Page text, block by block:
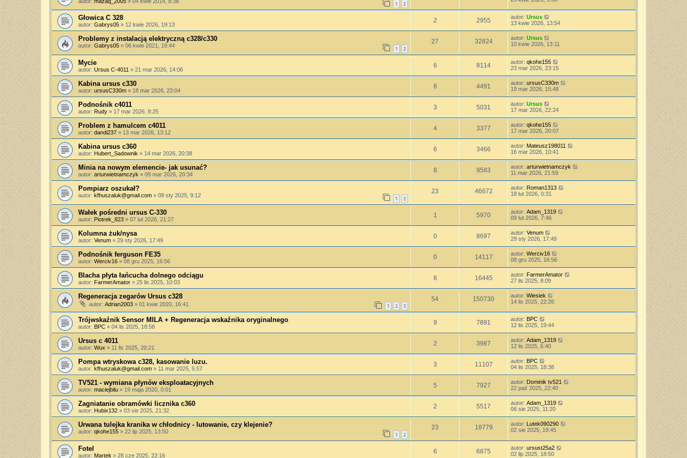
1 2
Głowica C 328
autor: Gabrys05 » 12 kwie 2026, 19:13
2 2955 autor: Ursus
13 kwie 2026, 13:54
Problemy z instalacją elektryczną c328/c330
autor: Gabrys05 » 06 kwie 2021, 19:44 1 2
27 32824 autor: Ursus
10 kwie 2026, 13:11
Mycie
autor: Ursus C-4011 » 21 mar 2026, 14:06
6 8114 autor: qkohe155
23 mar 2026, 23:15
Kabina ursus c330
autor: ursusC330m » 18 mar 2026, 23:04
6 4491 autor: ursusC330m
19 mar 2026, 15:48
Podnośnik c4011
autor: Rudy » 17 mar 2026, 8:25
3 5031 autor: Ursus
17 mar 2026, 22:24
Problem z hamulcem c4011
autor: dandi237 » 13 mar 2026, 13:12
4 3377 autor: qkohe155
17 mar 2026, 20:07
Kabina ursus c360
autor: Hubert_Sadownik » 14 mar 2026, 20:38
6 3466 autor: Mateusz198011
16 mar 2026, 10:41
Minia na nowym elemencie- jak usunać?
autor: arturwietnamczyk » 09 mar 2026, 20:34
8 9583 autor: arturwietnamczyk
11 mar 2026, 21:59
Pompiarz oszukał?
autor: kfhuszaluk@gmail.com » 09 sty 2025, 9:12 1 2
23 46672 autor: Roman1313
18 lut 2026, 0:31
Wałek pośredni ursus C-330
autor: Piotrek_823 » 07 lut 2026, 21:27
1 5970 autor: Adam_1319
09 lut 2026, 7:46
Kolumna żuk/nysa
autor: Venum » 29 sty 2026, 17:49
0 8697 autor: Venum
29 sty 2026, 17:49
Podnośnik ferguson FE35
autor: Werciv16 » 08 gru 2025, 16:56
0 14117 autor: Werciv16
08 gru 2025, 16:56
Blacha płyta łańcucha dolnego odciągu
autor: FarmerAmator » 25 lis 2025, 10:03
8 16445 autor: FarmerAmator
27 lis 2025, 8:09
Regeneracja zegarów Ursus c328
autor: Adrian2003 » 01 kwie 2020, 16:41 1 2 3
54 150730 autor: Wiesiek
14 lis 2025, 22:26
Trójwskaźnik Sensor MILA + Regeneracja wskaźnika oryginalnego
autor: BPC » 04 lis 2025, 18:58
9 7891 autor: BPC
12 lis 2025, 19:44
Ursus c 4011
autor: Wux » 11 lis 2025, 20:21
2 3987 autor: Adam_1319
12 lis 2025, 6:40
Pompa wtryskowa c328, kasowanie luzu.
autor: kfhuszaluk@gmail.com » 11 mar 2025, 5:57
3 11107 autor: BPC
04 lis 2025, 18:38
TV521 - wymiana płynów eksploatacyjnych
autor: maciejbilu » 19 maja 2020, 0:01
5 7927 autor: Dominik tv521
22 paź 2025, 22:40
Zagniatanie obramówki licznika c360
autor: Hubix132 » 03 sie 2025, 21:32
2 5517 autor: Adam_1319
06 sie 2025, 11:20
Urwana tulejka kranika w chłodnicy - lutowanie, czy klejenie?
autor: qkohe155 » 22 lip 2025, 13:50 1 2
23 18779 autor:
Lutek090290
02 sie 2025, 19:45
Fotel
autor: Martek » 28 cze 2025, 22:16
6 6875 autor: ursust25a2
02 lip 2025, 18:50